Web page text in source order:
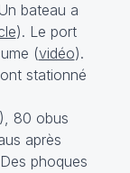
bateau a
). Le port
(vidéo).
stationné
80 obus
après
phoques